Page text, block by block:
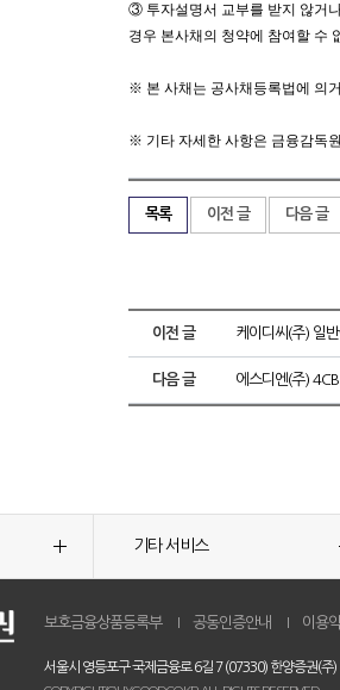
③ 투자설명서 교부를 받지 않거
경우 본사채의 청약에 참여할 수
※ 본 사채는 공사채등록법에 의
※ 기타 자세한 사항은 금융감독
목록 이전 글 다음 글
이전 글 케이디씨(주) 일
다음 글 에스디엔(주)
기타 서비스
보호금융상품등록부 공동인증안내 이용
서울시 영등포구 국제금융로 6길 7 (07330) 한양증권(주)